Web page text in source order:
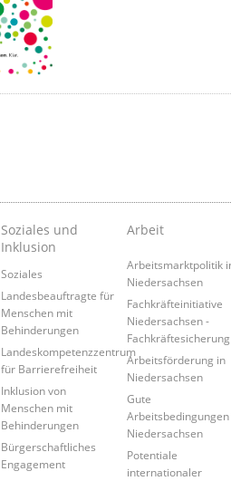
Soziales und
Inklusion
Soziales
Landesbeauftragte für
Menschen mit
Behinderungen
Landeskompetenzzentrum
für Barrierefreiheit
Inklusion von
Menschen mit
Behinderungen
Bürgerschaftliches
Engagement
Arbeit
Arbeitsmarktpolitik
Niedersachsen
Fachkräfteinitiative
Niedersachsen -
Fachkräftesicherung
Arbeitsförderung in
Niedersachsen
Gute
Arbeitsbedingungen
Niedersachsen
Potentiale
internationaler